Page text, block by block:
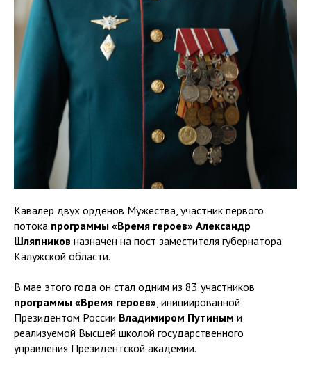
Кавалер двух орденов Мужества, участник первого
потока программы «Время героев» Александр
Шляпников назначен на пост заместителя губернатора
Калужской области.
В мае этого года он стал одним из 83 участников
программы «Время героев», инициированной
Президентом России Владимиром Путиным и
реализуемой Высшей школой государственного
управления Президентской академии.